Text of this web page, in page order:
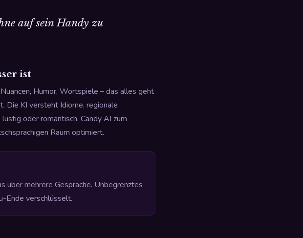
auf sein Handy zu
ist
Humor, Wortspiele – das alles geht
Die KI versteht Idiome, regionale
oder romantisch. Candy AI zum
Raum optimiert.
über mehrere Gespräche. Unbegrenztes
Ende verschlüsselt.